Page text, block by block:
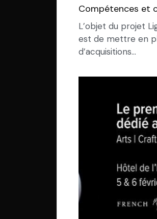
Compétences et
L’objet du projet
est de mettre en
d’acquisitions...